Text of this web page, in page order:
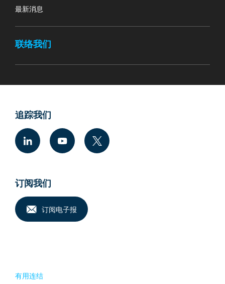
最新消息
联络我们
追踪我们
订阅我们
订阅电子报
有用连结